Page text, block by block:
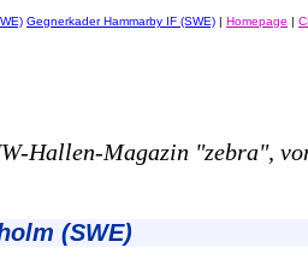
Gegnerkader Hammarby IF (SWE) | Homepage |
Hallen-Magazin "zebra",
(SWE)